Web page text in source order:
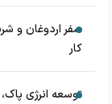
سفر اردوغان و
کار
توسعه انرژی